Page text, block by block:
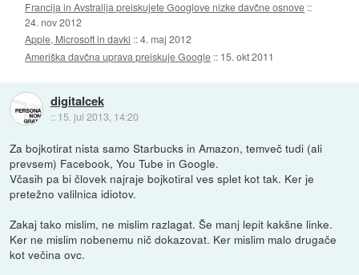
Francija in Avstralija preiskujete Googlove nizke davčne osnove ::
24. nov 2012
Apple, Microsoft in davki ::4. maj 2012
Ameriška davčna uprava preiskuje Google :: 15. okt 2011
digitalcek
:: 15. jul 2013, 14:20
Za bojkotirat nista samo Starbucks in Amazon, temveč tudi (ali
prevsem) Facebook, You Tube in Google.
Včasih pa bi človek najraje bojkotiral ves splet kot tak. Ker je
pretežno valilnica idiotov.
Zakaj tako mislim, ne mislim razlagat. Še manj lepit kakšne linke.
Ker ne mislim nobenemu nič dokazovat. Ker mislim malo drugače
kot večina ovc.